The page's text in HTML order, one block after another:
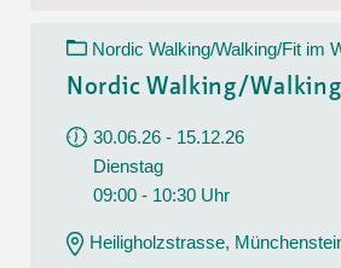
Nordic Walking/Walking/Fit im
Nordic Walking/Walking
30.06.26 - 15.12.26
Dienstag
09:00 - 10:30 Uhr
Heiligholzstrasse,